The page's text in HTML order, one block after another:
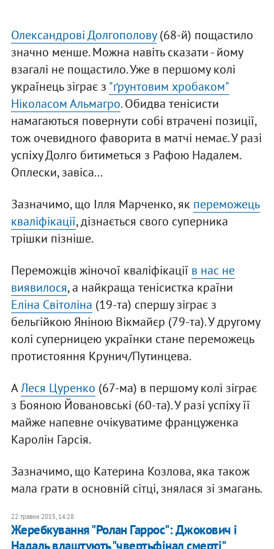
Олександрові Долгополову(68-й) пощастило
значно менше. Можна навіть сказати - йому
взагалі не пощастило. Уже в першому колі
українець зіграє з "ґрунтовим хробаком"
Ніколасом Альмагро. Обидва тенісисти
намагаються повернути собі втрачені позиції,
тож очевидного фаворита в матчі немає. У разі
успіху Долго битиметься з Рафою Надалем.
Оплески, завіса...
Зазначимо, що Ілля Марченко, як переможець
кваліфікації, дізнається свого суперника
трішки пізніше.
Переможців жіночої кваліфікації в нас не
виявилося, а найкраща тенісистка країни
Еліна Світоліна (19-та) спершу зіграє з
бельгійкою Яніною Вікмайєр (79-та). У другому
колі суперницею українки стане переможець
протистояння Крунич/Путинцева.
АЛеся Цуренко (67-ма) в першому колі зіграє
з Бояною Йовановські (60-та). У разі успіху її
майже напевне очікуватиме француженка
Каролін Гарсія.
Зазначимо, що Катерина Козлова, яка також
мала грати в основній сітці, знялася зі змагань.
22 травня 2015, 14:28
Жеребкування "Ролан Гаррос": Джокович і